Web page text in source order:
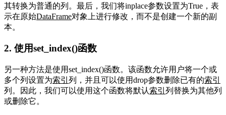
其转换为普通的列。最后，我们将inplace参数设置为True，表
示在原始DataFrame对象上进行修改，而不是创建一个新的副
本。
2. 使用set_index()函数
另一种方法是使用set_index()函数。该函数允许用户将一个或
多个列设置为索引 列，并且可以使用drop参数删除已有的索引
列。因此，我们可以使用这个函数将默认索引 列替换为其他列
或删除它。